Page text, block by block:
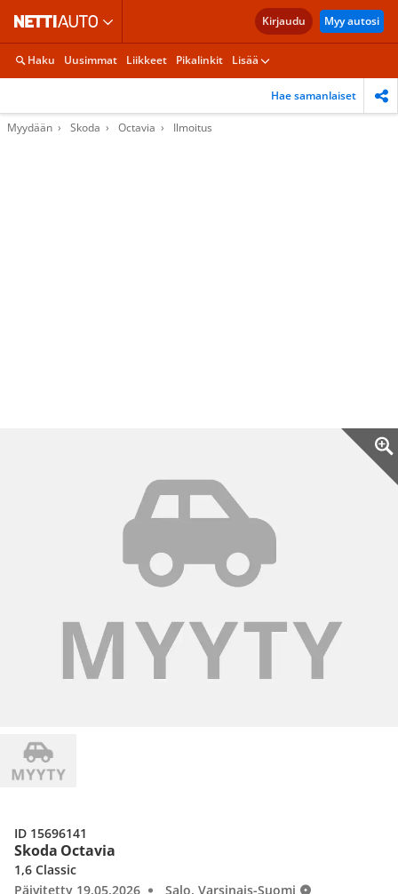
Kirjaudu Myy autosi
Haku Uusimmat Liikkeet Pikalinkit Lisää
Hae samanlaiset
Myydään Skoda Octavia Ilmoitus
Skoda Octavia
1,6 Classic
Päivitetty 19.05.2026
Salo, Varsinais-Suomi
ID 15696141